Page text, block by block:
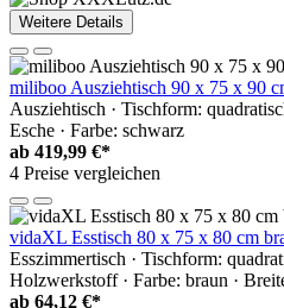
Weitere Details
miliboo Ausziehtisch 90 x 75 x 90
Ausziehtisch · Tischform:
Esche · Farbe: schwarz
ab 419,99 €*
4 Preise vergleichen
vidaXL Esstisch 80 x 75 x 80 cm
Esszimmertisch · Tischform:
Holzwerkstoff · Farbe: braun ·
ab 64,12 €*